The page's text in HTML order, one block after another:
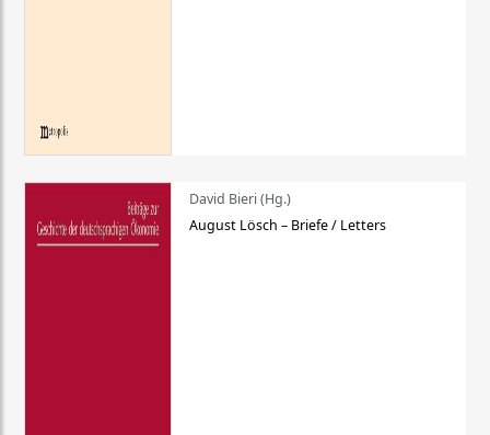
David Bieri (Hg.)
August Lösch – Briefe / Letters